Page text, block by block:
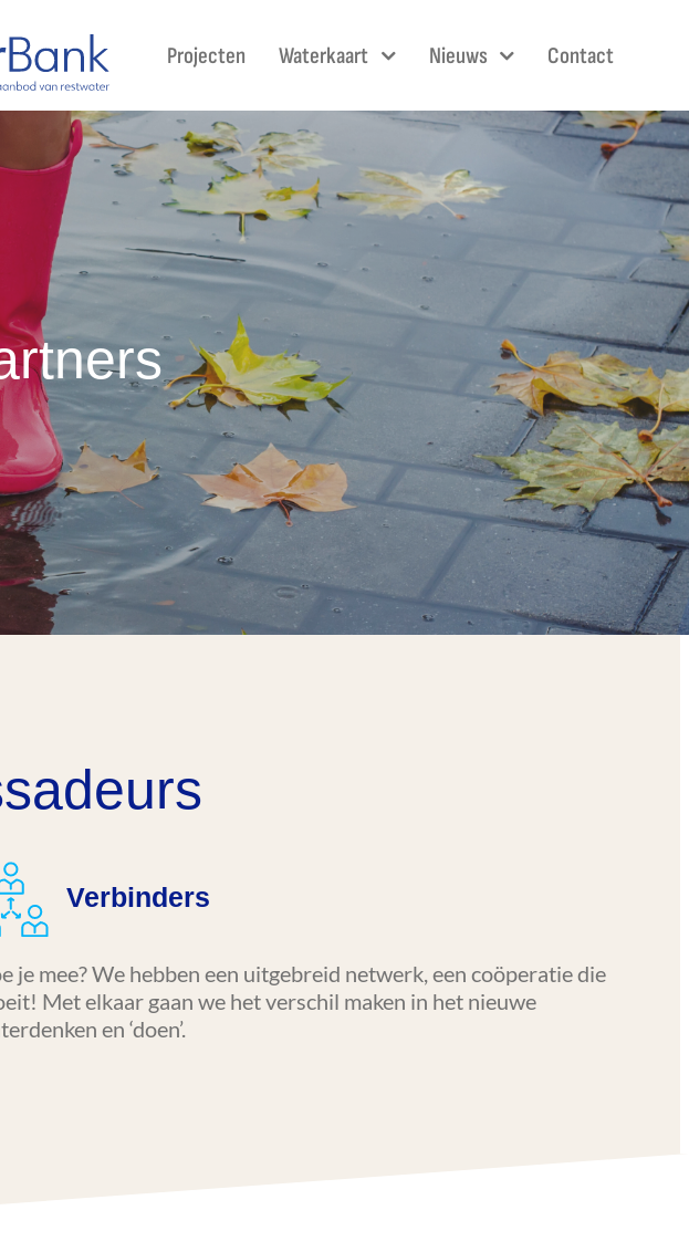
Projecten Waterkaart Nieuws Contact
Verbinders
je mee? We hebben een uitgebreid netwerk, een coöperatie die
Met elkaar gaan we het verschil maken in het nieuwe
en ‘doen’.